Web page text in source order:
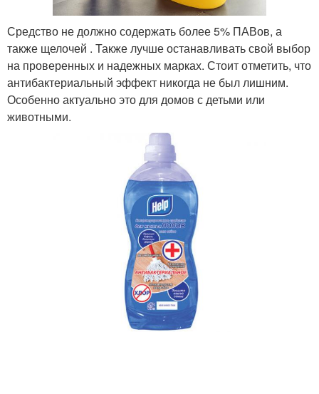
Средство не должно содержать более 5% ПАВов, а
также щелочей . Также лучше останавливать свой выбор
на проверенных и надежных марках. Стоит отметить, что
антибактериальный эффект никогда не был лишним.
Особенно актуально это для домов с детьми или
животными.